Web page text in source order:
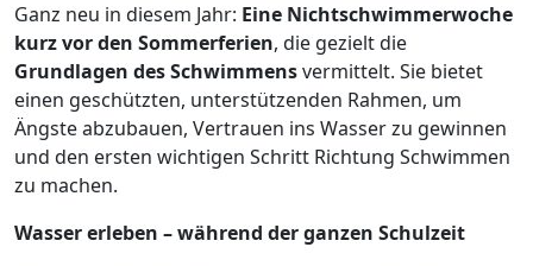
Ganz neu in diesem Jahr: Eine Nichtschwimmerwoche
kurz vor den Sommerferien, die gezielt die
Grundlagen des Schwimmensvermittelt. Sie bietet
einen geschützten, unterstützenden Rahmen, um
Ängste abzubauen, Vertrauen ins Wasser zu gewinnen
und den ersten wichtigen Schritt Richtung Schwimmen
zu machen.
Wasser erleben – während der ganzen Schulzeit